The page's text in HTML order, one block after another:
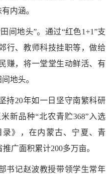
内涵。
间地头”。通过“红色1+1”支
行、教师科技挂职等，做给
赚，将一堂堂生动鲜活、有
地头。
持20年如一日坚守南繁科研
新品种“北农青贮368”入选
录》，在内蒙古、宁夏、青
广面积累计200多万亩。
书记赵波教授带领学生常年